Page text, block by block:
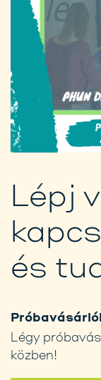
Lépj
és
Légy
közben!